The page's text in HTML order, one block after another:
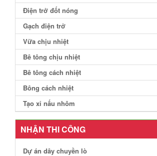
Điện trở đốt nóng
Gạch điện trở
Vữa chịu nhiệt
Bê tông chịu nhiệt
Bê tông cách nhiệt
Bông cách nhiệt
Tạo xỉ nấu nhôm
NHẬN THI CÔNG
Dự án dây chuyền lò